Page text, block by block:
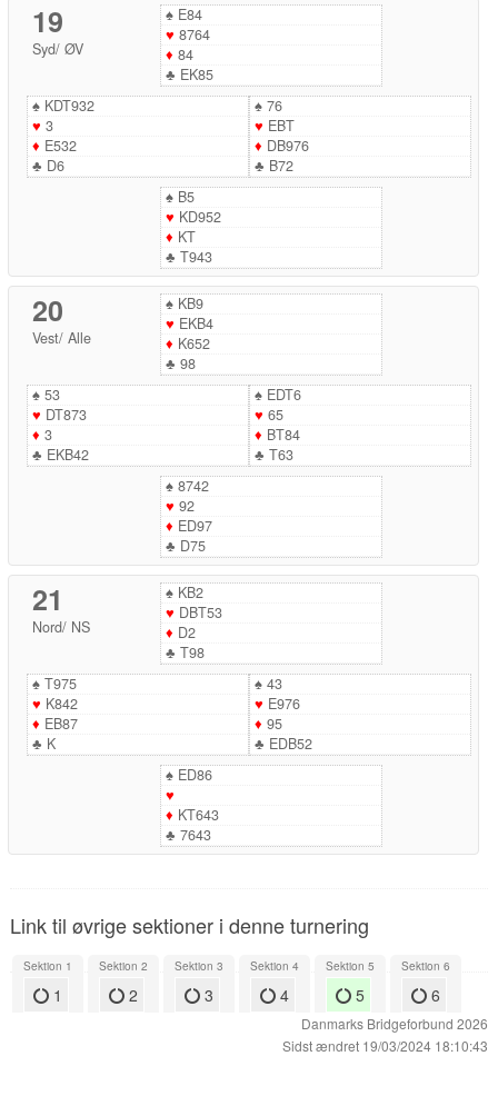
19
Syd/ ØV
♠E84
♥ 8764
♦ 84
♣ EK85
♠KDT932
♥ 3
♦ E532
♣ D6
♠76
♥ EBT
♦ DB976
♣ B72
♠B5
♥ KD952
♦ KT
♣ T943
20
Vest/ Alle
♠KB9
♥ EKB4
♦ K652
♣ 98
♠53
♥ DT873
♦ 3
♣ EKB42
♠EDT6
♥ 65
♦ BT84
♣ T63
♠8742
♥ 92
♦ ED97
♣ D75
21
Nord/ NS
♠KB2
♥ DBT53
♦ D2
♣ T98
♠T975
♥ K842
♦ EB87
♣ K
♠43
♥ E976
♦ 95
♣ EDB52
♠ED86
♥
♦ KT643
♣ 7643
Link til øvrige sektioner i denne turnering
Sektion 1
1
Sektion 2
2
Sektion 3
3
Sektion 4
4
Sektion 5
5
Sektion 6
6
Danmarks Bridgeforbund 2026
Sidst ændret 19/03/2024 18:10:43